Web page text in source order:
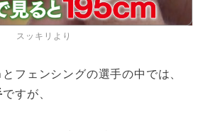
スッキリより
フェンシングの選手の中では、
ですが、